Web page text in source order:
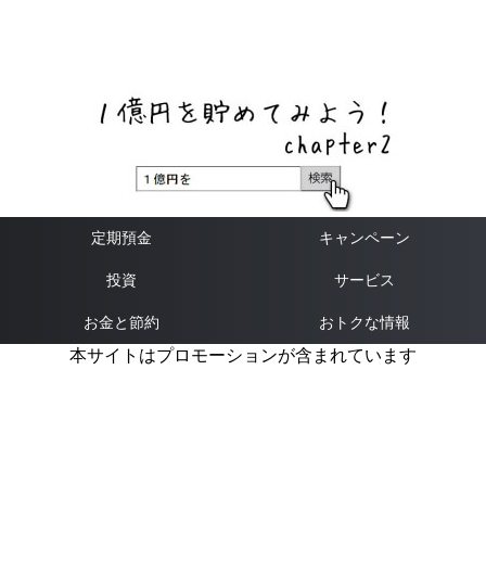
定期預金 キャンペーン
投資 サービス
お金と節約 おトクな情報
本サイトはプロモーションが含まれています